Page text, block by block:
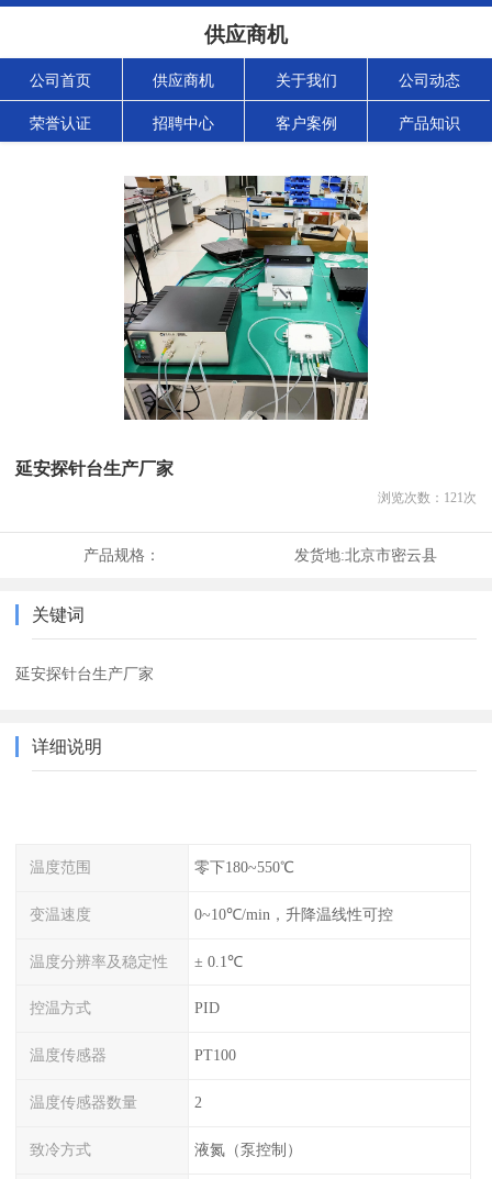
供应商机
公司首页 供应商机 关于我们 公司动态
荣誉认证 招聘中心 客户案例 产品知识
延安探针台生产厂家
浏览次数： 121次
产品规格： 发货地:北京市密云县
关键词
延安探针台生产厂家
详细说明
温度范围 零下180~550℃
变温速度 0~10℃/min，升降温线性可控
温度分辨率及稳定性 ± 0.1℃
控温方式 PID
温度传感器 PT100
温度传感器数量 2
致冷方式 液氮（泵控制）